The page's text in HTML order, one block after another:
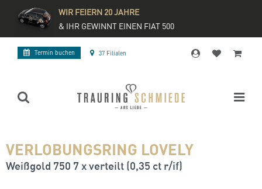
WIR FEIERN 20 JAHRE
& IHR GEWINNT EINEN FIAT 500
Termin buchen 37 Filialen
VERLOBUNGSRING LOVELY
Weißgold 750 7 x verteilt (0,35 ct r/if)